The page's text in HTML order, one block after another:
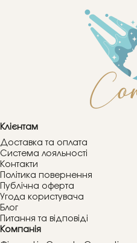
Клієнтам
Доставка та оплата
Система лояльності
Контакти
Політика повернення
Публічна оферта
Угода користувача
Блог
Питання та відповіді
Компанія